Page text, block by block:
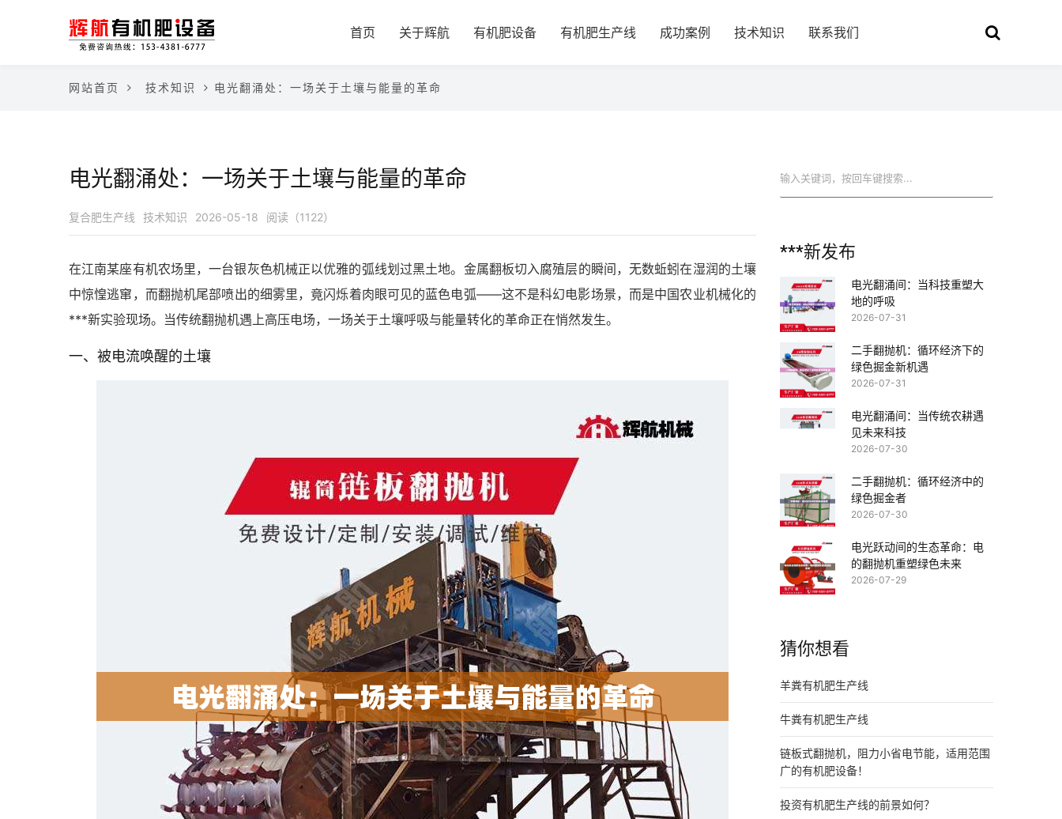
首页 关于辉航 有机肥设备 有机肥生产线 成功案例 技术知识 联系我们
网站首页 技术知识 电光翻涌处：一场关于土壤与能量的革命
电光翻涌处：一场关于土壤与能量的革命
复合肥生产线 技术知识 2026-05-18 阅读（1122）
在江南某座有机农场里，一台银灰色机械正以优雅的弧线划过黑土地。金属翻板切入腐殖层的瞬间，无数蚯蚓在湿润的土壤
中惊惶逃窜，而翻抛机尾部喷出的细雾里，竟闪烁着肉眼可见的蓝色电弧——这不是科幻电影场景，而是中国农业机械化的
***新实验现场。当传统翻抛机遇上高压电场，一场关于土壤呼吸与能量转化的革命正在悄然发生。
一、被电流唤醒的土壤
***新发布
电光翻涌间：当科技重塑大
地的呼吸
2026-07-31
二手翻抛机：循环经济下的
绿色掘金新机遇
2026-07-31
电光翻涌间：当传统农耕遇
见未来科技
2026-07-30
二手翻抛机：循环经济中的
绿色掘金者
2026-07-30
电光跃动间的生态革命：电
的翻抛机重塑绿色未来
2026-07-29
猜你想看
羊粪有机肥生产线
牛粪有机肥生产线
链板式翻抛机，阻力小省电节能，适用范围
广的有机肥设备！
投资有机肥生产线的前景如何？